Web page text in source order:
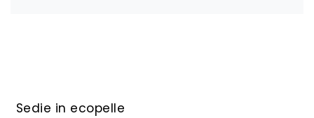
Sedie in ecopelle